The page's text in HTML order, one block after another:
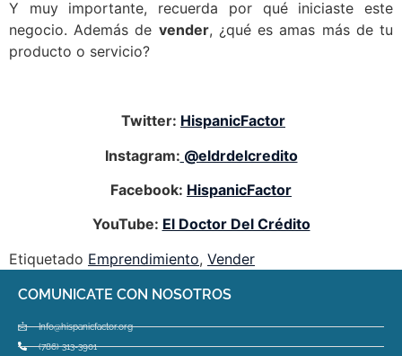
Y muy importante, recuerda por qué iniciaste este
negocio. Además de vender, ¿qué es amas más de tu
producto o servicio?
Twitter: HispanicFactor
Instagram: @eldrdelcredito
Facebook: HispanicFactor
YouTube: El Doctor Del Crédito
Etiquetado Emprendimiento, Vender
COMUNICATE CON NOSOTROS
Info@hispanicfactor.org
(786) 313-3901